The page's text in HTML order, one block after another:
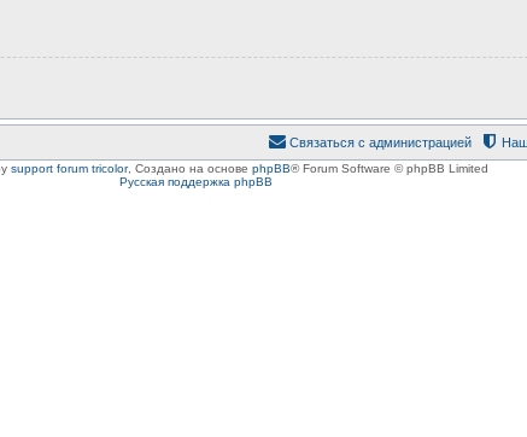
Связаться с администрацией
support forum tricolor, Создано на основе phpBB® Forum Software © phpBB Limited
Русская поддержка phpBB